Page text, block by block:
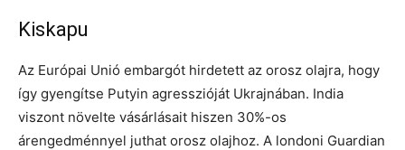
Kiskapu
Az Európai Unió embargót hirdetett az orosz olajra, hogy
így gyengítse Putyin agresszióját Ukrajnában. India
viszont növelte vásárlásait hiszen 30%-os
árengedménnyel juthat orosz olajhoz. A londoni Guardian